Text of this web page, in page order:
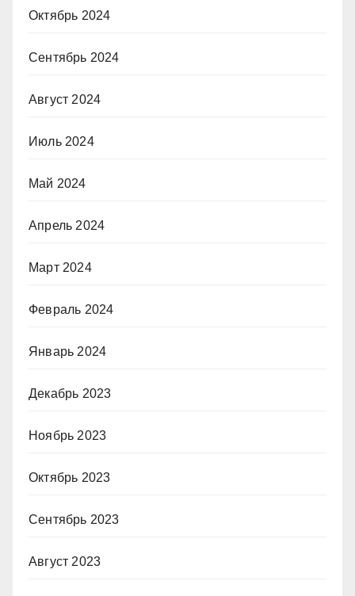
Октябрь 2024
Сентябрь 2024
Август 2024
Июль 2024
Май 2024
Апрель 2024
Март 2024
Февраль 2024
Январь 2024
Декабрь 2023
Ноябрь 2023
Октябрь 2023
Сентябрь 2023
Август 2023